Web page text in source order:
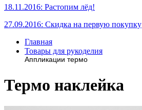
18.11.2016: Растопим лёд!
27.09.2016: Скидка на первую покупку
Главная
Товары для рукоделия
Аппликации термо
Термо наклейка